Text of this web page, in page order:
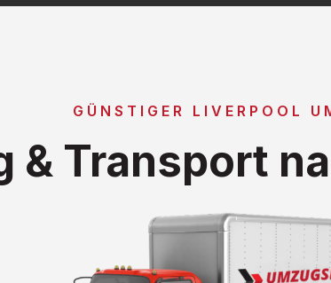
GÜNSTIGER LIVERPOOL
& Transport